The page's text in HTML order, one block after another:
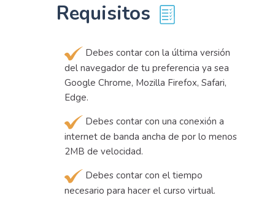
Requisitos
Debes contar con la última versión
del navegador de tu preferencia ya sea
Google Chrome, Mozilla Firefox, Safari,
Edge.
Debes contar con una conexión a
internet de banda ancha de por lo menos
2MB de velocidad.
Debes contar con el tiempo
necesario para hacer el curso virtual.